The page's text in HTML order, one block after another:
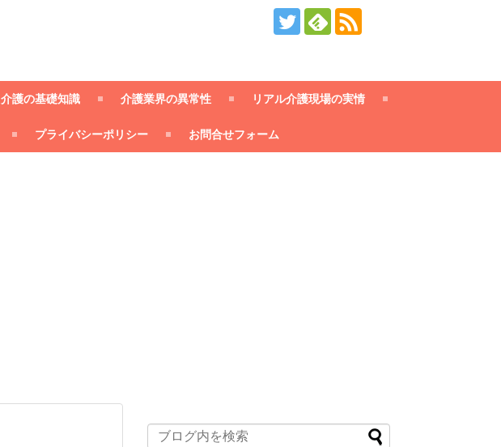
介護の基礎知識 介護業界の異常性 リアル介護現場の実情
プライバシーポリシー お問合せフォーム